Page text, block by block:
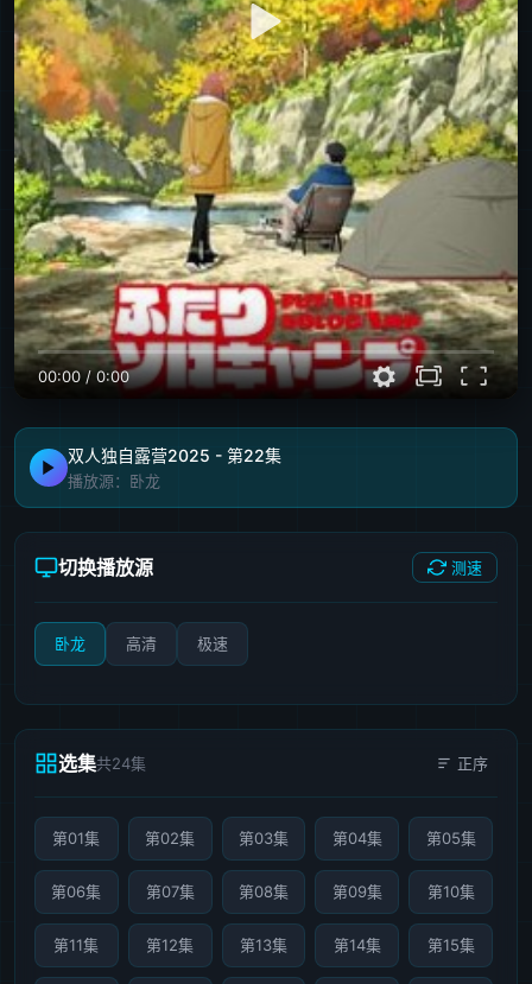
00:00/ 0:00
双人独自露营2025 - 第22集
播放源：卧龙
切换播放源 测速
卧龙 高清 极速
选集共24集 正序
第01集 第02集 第03集 第04集 第05集
第06集 第07集 第08集 第09集 第10集
第11集 第12集 第13集 第14集 第15集